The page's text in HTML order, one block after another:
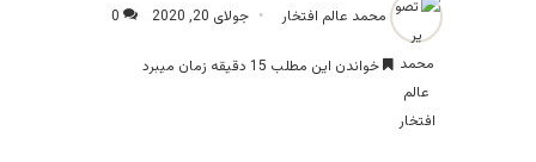
محمد عالم افتخار جولای 20, 2020 0
خواندن این مطلب 15 دقیقه زمان میبرد